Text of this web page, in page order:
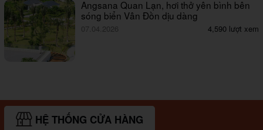
Angsana Quan Lạn, hơi thở yên bình bên
sóng biển Vân Đồn dịu dàng
07.04.2026 4,590 lượt xem
HỆ THỐNG CỬA HÀNG